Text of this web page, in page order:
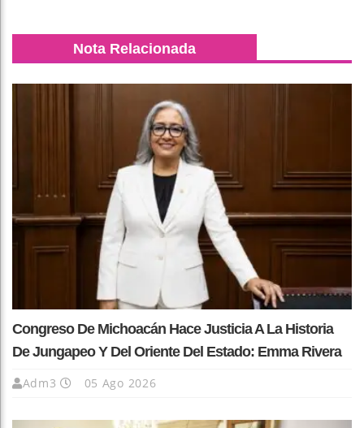
Nota Relacionada
Congreso De Michoacán Hace Justicia A La Historia
De Jungapeo Y Del Oriente Del Estado: Emma Rivera
Adm3 05 Ago 2026